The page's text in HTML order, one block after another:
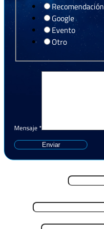
Recomendación
Google
Evento
Otro
Mensaje *
Enviar